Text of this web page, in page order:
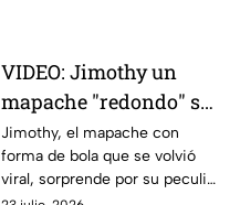
VIDEO: Jimothy un
mapache "redondo" se
vuelve viral: La
explicación detrás de
su peculiar aspecto
Jimothy, el mapache con
forma de bola que se volvió
viral, sorprende por su peculiar